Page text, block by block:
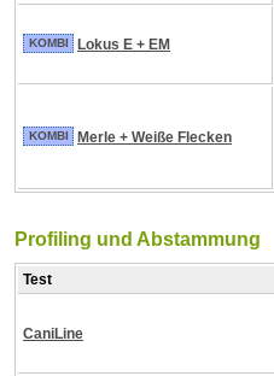
KOMBI Lokus E + EM
KOMBI Merle + Weiße Flecken
Profiling und Abstammung
Test
CaniLine